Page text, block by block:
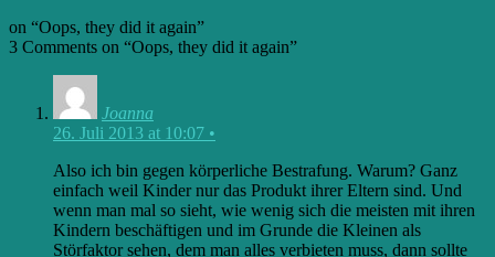
on “Oops, they did it again”
3 Comments on “Oops, they did it again”
Joanna
26. Juli 2013 at 10:07 •
Also ich bin gegen körperliche Bestrafung. Warum? Ganz
einfach weil Kinder nur das Produkt ihrer Eltern sind. Und
wenn man mal so sieht, wie wenig sich die meisten mit ihren
Kindern beschäftigen und im Grunde die Kleinen als
Störfaktor sehen, dem man alles verbieten muss, dann sollte